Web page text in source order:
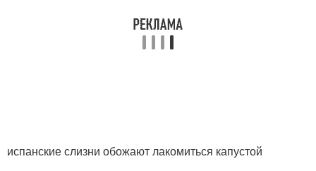
испанские слизни обожают лакомиться капустой